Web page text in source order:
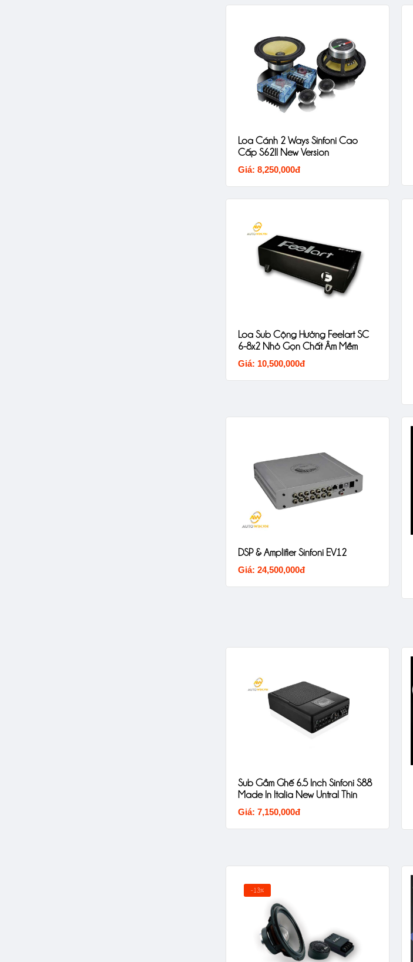
Loa Cánh 2 Ways Sinfoni Cao
Cấp S62II New Version
Giá: 8,250,000đ
Loa Sub Cộng Hưởng Feelart SC
6-8x2 Nhỏ Gọn Chất Âm Mềm
Giá: 10,500,000đ
DSP & Amplifier Sinfoni EV12
Giá: 24,500,000đ
Sub Gầm Ghế 6.5 Inch Sinfoni S88
Made In Italia New Untral Thin
Giá: 7,150,000đ
-13%